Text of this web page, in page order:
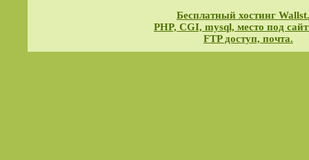
Бесплатный хостинг
PHP, CGI, mysql, место под
FTP доступ, почта.